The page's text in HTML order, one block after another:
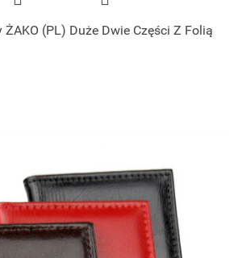
(PL) Duże Dwie Części Z Folią